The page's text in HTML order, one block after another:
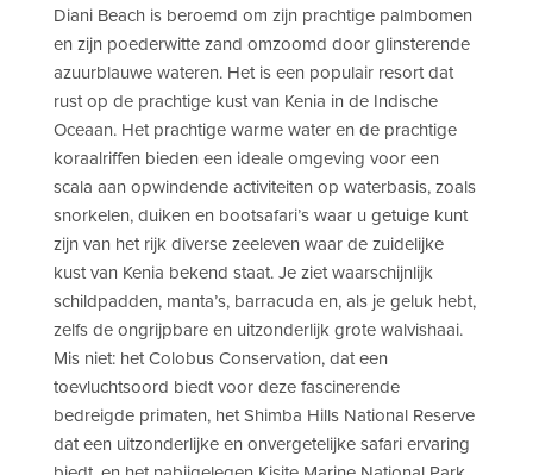
Diani Beach is beroemd om zijn prachtige palmbomen
en zijn poederwitte zand omzoomd door glinsterende
azuurblauwe wateren. Het is een populair resort dat
rust op de prachtige kust van Kenia in de Indische
Oceaan. Het prachtige warme water en de prachtige
koraalriffen bieden een ideale omgeving voor een
scala aan opwindende activiteiten op waterbasis, zoals
snorkelen, duiken en bootsafari’s waar u getuige kunt
zijn van het rijk diverse zeeleven waar de zuidelijke
kust van Kenia bekend staat. Je ziet waarschijnlijk
schildpadden, manta’s, barracuda en, als je geluk hebt,
zelfs de ongrijpbare en uitzonderlijk grote walvishaai.
Mis niet: het Colobus Conservation, dat een
toevluchtsoord biedt voor deze fascinerende
bedreigde primaten, het Shimba Hills National Reserve
dat een uitzonderlijke en onvergetelijke safari ervaring